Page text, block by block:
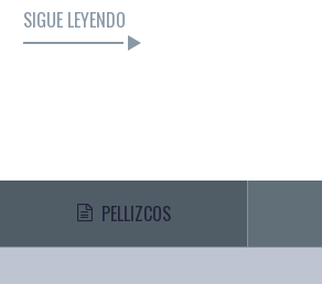
SIGUE LEYENDO
PELLIZCOS